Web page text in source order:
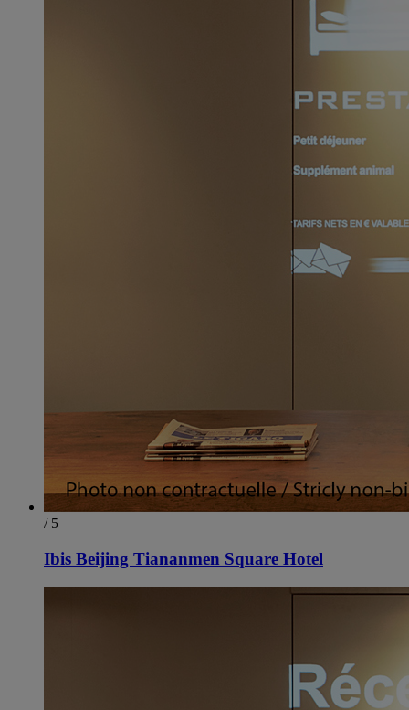
/ 5
Ibis Beijing Tiananmen Square Hotel